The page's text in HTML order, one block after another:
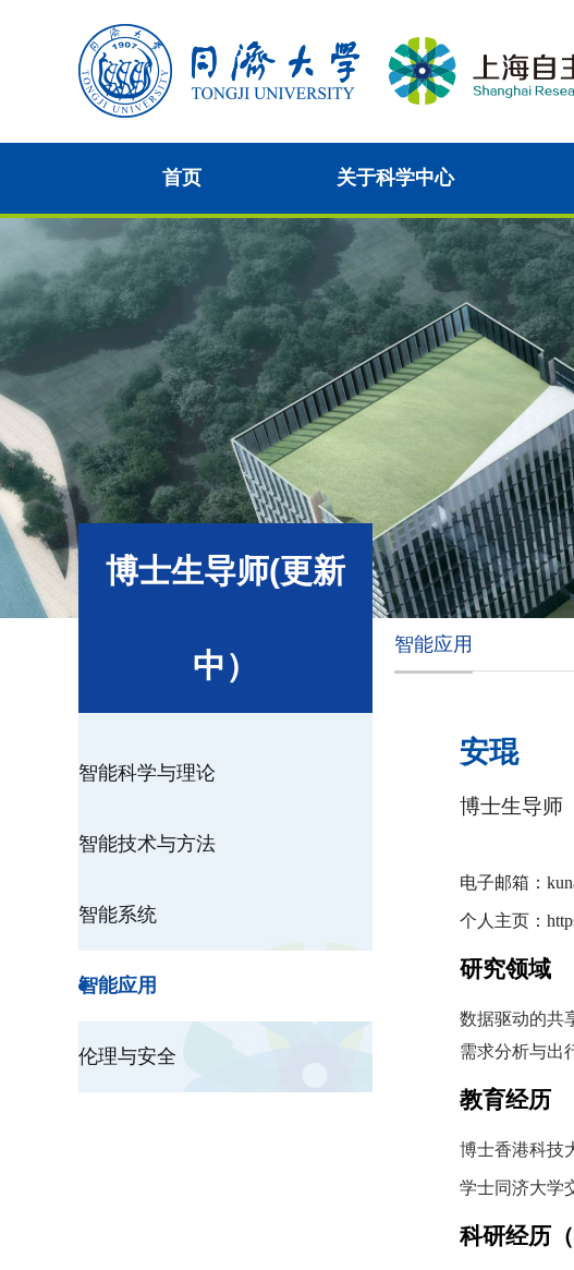
首页 关于科学中心
博士生导师(更新
中）
智能科学与理论
智能技术与方法
智能系统
智能应用
伦理与安全
智能应用
安琨
博士生导师
电子邮箱：
个人主页：
研究领域
数据驱动的共
需求分析与出
教育经历
博士香港科技
学士同济大学
科研经历